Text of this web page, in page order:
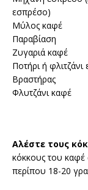
εσπρέσο)
Μύλος καφέ
Παραβίαση
Ζυγαριά καφέ
Ποτήρι ή
Βραστήρας
Φλυτζάνι καφέ
Αλέστε τους
κόκκους του καφέ
περίπου 18-20